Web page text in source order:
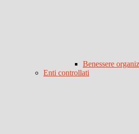
Benessere
Enti controllati